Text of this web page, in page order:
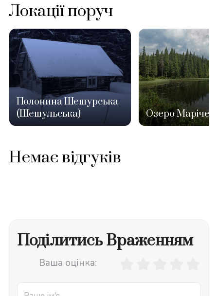
Локації поруч
Полонина Шешурська
(Шешульська)
Озеро
Немає відгуків
Поділитись Враженням
Ваша оцінка: